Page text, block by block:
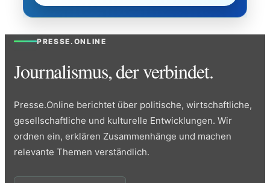
PRESSE.ONLINE
Journalismus, der verbindet.
Presse.Online berichtet über politische, wirtschaftliche,
gesellschaftliche und kulturelle Entwicklungen. Wir
ordnen ein, erklären Zusammenhänge und machen
relevante Themen verständlich.